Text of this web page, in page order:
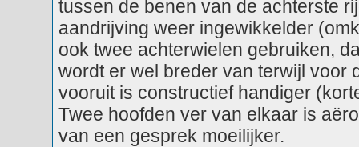
tussen de benen van de achterste
aandrijving weer ingewikkelder
ook twee achterwielen gebruiken,
wordt er wel breder van terwijl voor
vooruit is constructief handiger
Twee hoofden ver van elkaar is
van een gesprek moeilijker.